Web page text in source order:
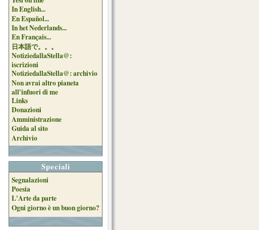
In English...
En Español...
In het Nederlands...
En Français...
日本語で。。。
NotiziedallaStella@:
iscrizioni
NotiziedallaStella@: archivio
Non avrai altro pianeta
all'infuori di me
Links
Donazioni
Amministrazione
Guida al sito
Archivio
Speciali
Segnalazioni
Poesia
L'Arte da parte
Ogni giorno è un buon giorno?